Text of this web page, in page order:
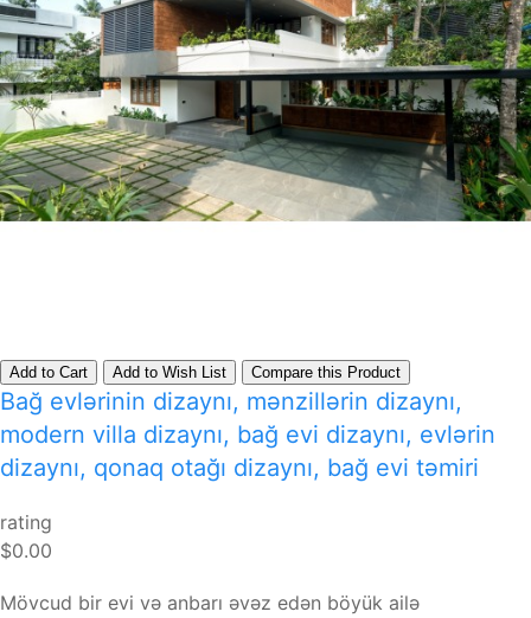
Add to Cart Add to Wish List Compare this Product
Bağ evlərinin dizaynı, mənzillərin dizaynı,
modern villa dizaynı, bağ evi dizaynı, evlərin
dizaynı, qonaq otağı dizaynı, bağ evi təmiri
rating
$0.00
Mövcud bir evi və anbarı əvəz edən böyük ailə